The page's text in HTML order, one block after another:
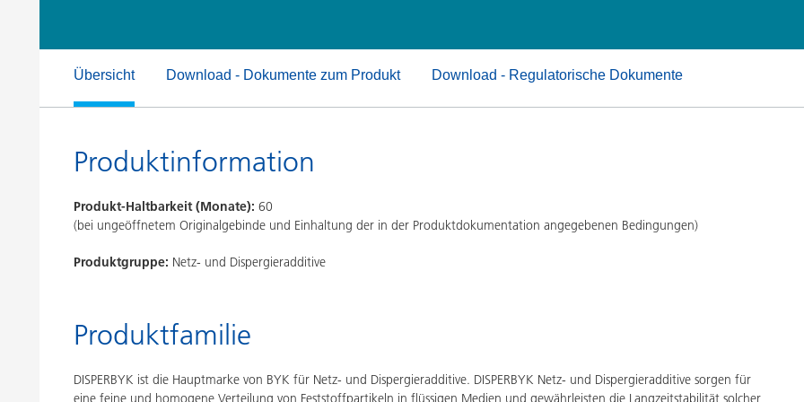
Übersicht Download - Dokumente zum Produkt Download - Regulatorische Dokumente
Produktinformation
Produkt-Haltbarkeit (Monate): 60
(bei ungeöffnetem Originalgebinde und Einhaltung der in der Produktdokumentation angegebenen Bedingungen)
Produktgruppe: Netz- und Dispergieradditive
Produktfamilie
DISPERBYK ist die Hauptmarke von BYK für Netz- und Dispergieradditive. DISPERBYK Netz- und Dispergieradditive sorgen für
eine feine und homogene Verteilung von Feststoffpartikeln in flüssigen Medien und gewährleisten die Langzeitstabilität solcher